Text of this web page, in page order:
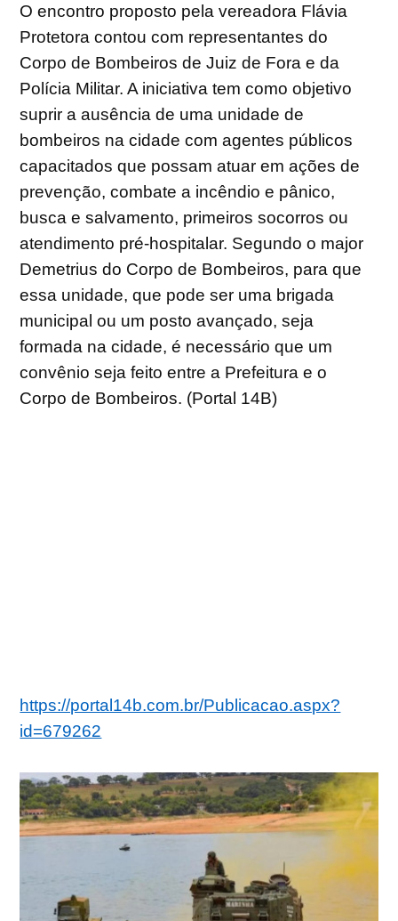
O encontro proposto pela vereadora Flávia
Protetora contou com representantes do
Corpo de Bombeiros de Juiz de Fora e da
Polícia Militar. A iniciativa tem como objetivo
suprir a ausência de uma unidade de
bombeiros na cidade com agentes públicos
capacitados que possam atuar em ações de
prevenção, combate a incêndio e pânico,
busca e salvamento, primeiros socorros ou
atendimento pré-hospitalar. Segundo o major
Demetrius do Corpo de Bombeiros, para que
essa unidade, que pode ser uma brigada
municipal ou um posto avançado, seja
formada na cidade, é necessário que um
convênio seja feito entre a Prefeitura e o
Corpo de Bombeiros. (Portal 14B)
https://portal14b.com.br/Publicacao.aspx?
id=679262